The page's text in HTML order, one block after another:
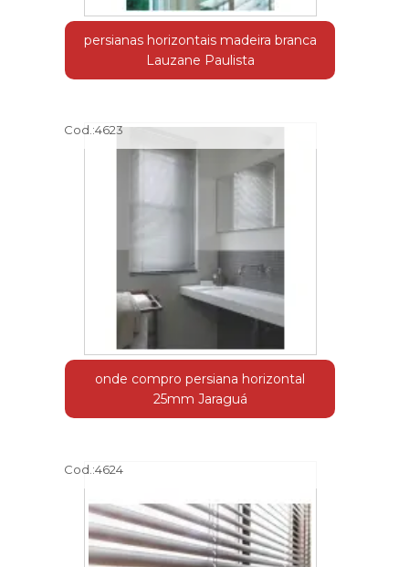
persianas horizontais madeira branca
Lauzane Paulista
Cod.:4623
onde compro persiana horizontal
25mm Jaraguá
Cod.:4624